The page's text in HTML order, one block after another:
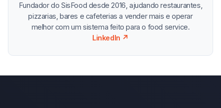
Fundador do SisFood desde 2016, ajudando restaurantes,
pizzarias, bares e cafeterias a vender mais e operar
melhor com um sistema feito para o food service.
LinkedIn ↗